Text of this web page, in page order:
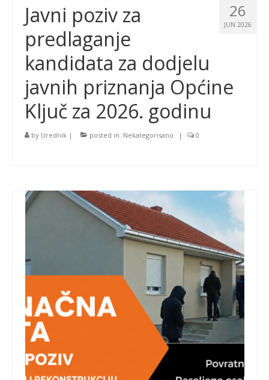
26
JUN 2026
Javni poziv za
predlaganje
kandidata za dodjelu
javnih priznanja Općine
Ključ za 2026. godinu
by Urednik | posted in: Nekategorisano | 0